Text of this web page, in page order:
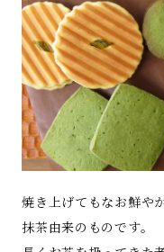
焼き上げてもなお鮮や
抹茶由来のものです。